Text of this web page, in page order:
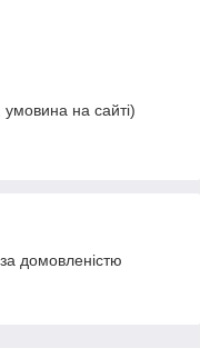
на сайті)
домовленістю